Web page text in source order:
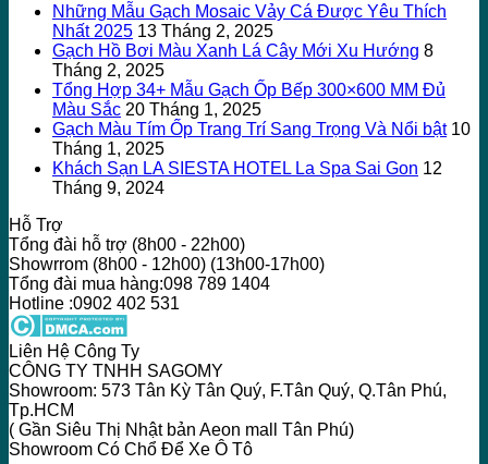
Những Mẫu Gạch Mosaic Vảy Cá Được Yêu Thích
Nhất 2025 13 Tháng 2, 2025
Gạch Hồ Bơi Màu Xanh Lá Cây Mới Xu Hướng 8
Tháng 2, 2025
Tổng Hợp 34+ Mẫu Gạch Ốp Bếp 300×600 MM Đủ
Màu Sắc 20 Tháng 1, 2025
Gạch Màu Tím Ốp Trang Trí Sang Trọng Và Nổi bật 10
Tháng 1, 2025
Khách Sạn LA SIESTA HOTEL La Spa Sai Gon 12
Tháng 9, 2024
Hỗ Trợ
Tổng đài hỗ trợ (8h00 - 22h00)
Showrrom (8h00 - 12h00) (13h00-17h00)
Tổng đài mua hàng:098 789 1404
Hotline :0902 402 531
Liên Hệ Công Ty
CÔNG TY TNHH SAGOMY
Showroom: 573 Tân Kỳ Tân Quý, F.Tân Quý, Q.Tân Phú,
Tp.HCM
( Gần Siêu Thị Nhật bản Aeon mall Tân Phú)
Showroom Có Chổ Để Xe Ô Tô